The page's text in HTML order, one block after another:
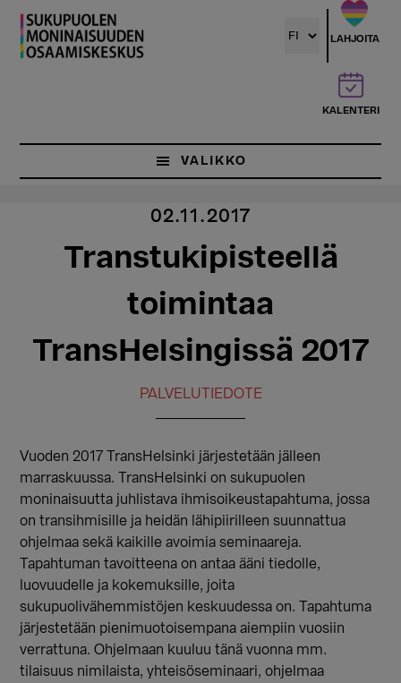
Hyppää
pääsisältöön
LAHJOITA
KALENTERI
VALIKKO
02.11.2017
Transtukipisteellä
toimintaa
TransHelsingissä 2017
PALVELUTIEDOTE
Vuoden 2017 TransHelsinki järjestetään jälleen
marraskuussa. TransHelsinki on sukupuolen
moninaisuutta juhlistava ihmisoikeustapahtuma, jossa
on transihmisille ja heidän lähipiirilleen suunnattua
ohjelmaa sekä kaikille avoimia seminaareja.
Tapahtuman tavoitteena on antaa ääni tiedolle,
luovuudelle ja kokemuksille, joita
sukupuolivähemmistöjen keskuudessa on. Tapahtuma
järjestetään pienimuotoisempana aiempiin vuosiin
verrattuna. Ohjelmaan kuuluu tänä vuonna mm.
tilaisuus nimilaista, yhteisöseminaari, ohjelmaa